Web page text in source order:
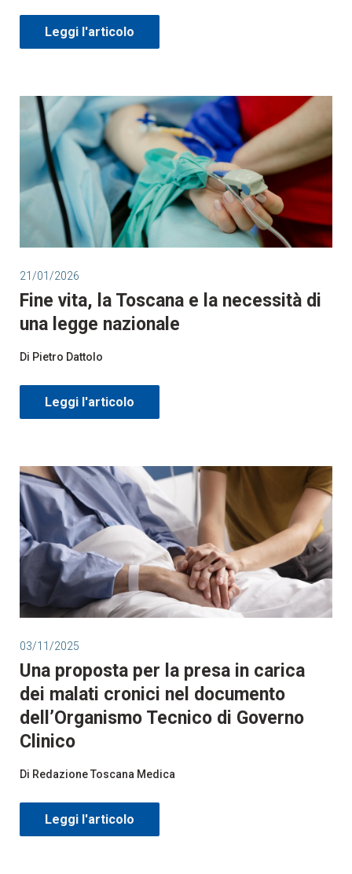
Leggi l'articolo
21/01/2026
Fine vita, la Toscana e la necessità di
una legge nazionale
Di Pietro Dattolo
Leggi l'articolo
03/11/2025
Una proposta per la presa in carica
dei malati cronici nel documento
dell’Organismo Tecnico di Governo
Clinico
Di Redazione Toscana Medica
Leggi l'articolo